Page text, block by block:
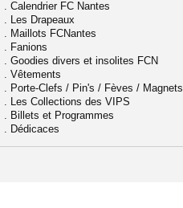
. Calendrier FC Nantes
. Les Drapeaux
. Maillots FCNantes
. Fanions
. Goodies divers et insolites FCN
. Vêtements
. Porte-Clefs / Pin's / Fèves / Magnets
. Les Collections des VIPS
. Billets et Programmes
. Dédicaces